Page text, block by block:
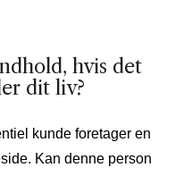
hvis det
dit liv?
kunde foretager en
Kan denne person